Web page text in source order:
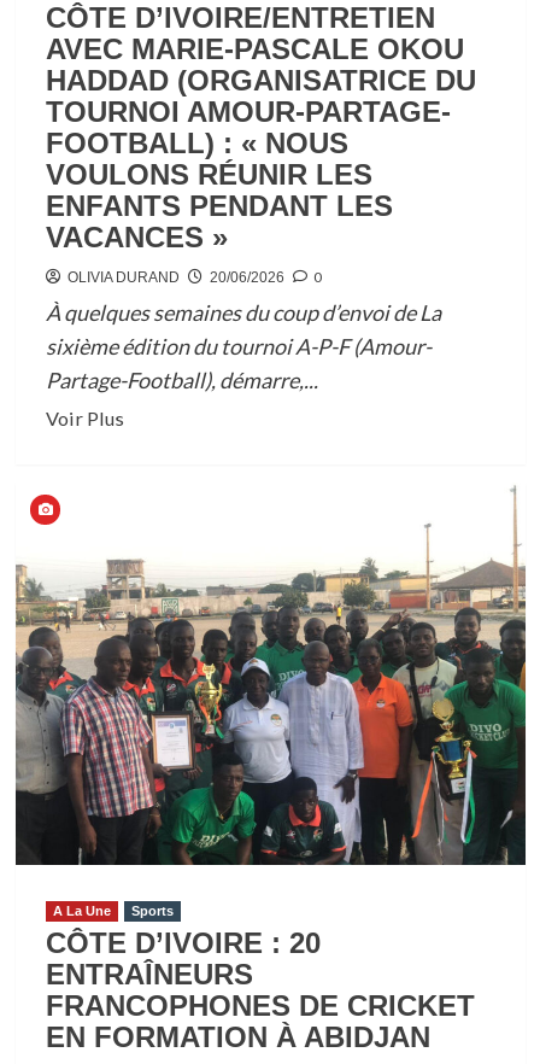
CÔTE D’IVOIRE/ENTRETIEN
AVEC MARIE-PASCALE OKOU
HADDAD (ORGANISATRICE DU
TOURNOI AMOUR-PARTAGE-
FOOTBALL) : « NOUS
VOULONS RÉUNIR LES
ENFANTS PENDANT LES
VACANCES »
OLIVIA DURAND 20/06/2026 0
À quelques semaines du coup d’envoi de La
sixième édition du tournoi A-P-F (Amour-
Partage-Football), démarre,...
Voir PlusEn
D’IVOIRE/ENTRETIEN
AVEC
MARIE-
PASCALE
OKOU
HADDAD
(ORGANISATRICE
DU
TOURNOI
AMOUR-
PARTAGE-
FOOTBALL) :
«
NOUS
VOULONS
RÉUNIR
LES
A La Une Sports
CÔTE D’IVOIRE : 20
ENTRAÎNEURS
FRANCOPHONES DE CRICKET
EN FORMATION À ABIDJAN